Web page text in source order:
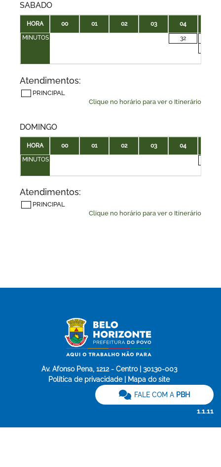
SABADO
HORA 00 01 02 03 04
MINUTOS
32
Atendimentos:
PRINCIPAL
Clique no horário para ver o Itinerário
DOMINGO
HORA 00 01 02 03 04
MINUTOS
Atendimentos:
PRINCIPAL
Clique no horário para ver o Itinerário
Av. Afonso Pena, 1212 - Centro | 30130-003
Política de privacidade | Mapa do site
FALE COM A PBH
1.1.11